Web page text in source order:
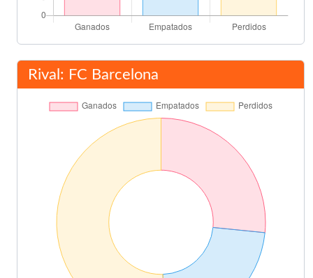
Luis García
Luis Enrique
Rival: FC Barcelona